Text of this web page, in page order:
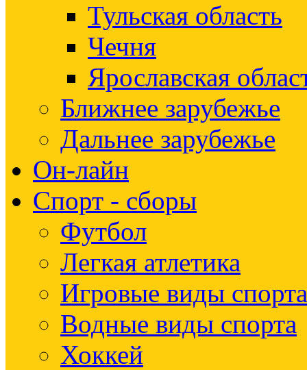
Тульская область
Чечня
Ярославская
Ближнее зарубежье
Дальнее зарубежье
Он-лайн
Спорт - сборы
Футбол
Легкая атлетика
Игровые виды спорта
Водные виды спорта
Хоккей